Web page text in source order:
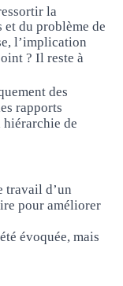
la
et du problème de
l’implication
? Il reste à
des
rapports
de
travail d’un
pour améliorer
évoquée, mais